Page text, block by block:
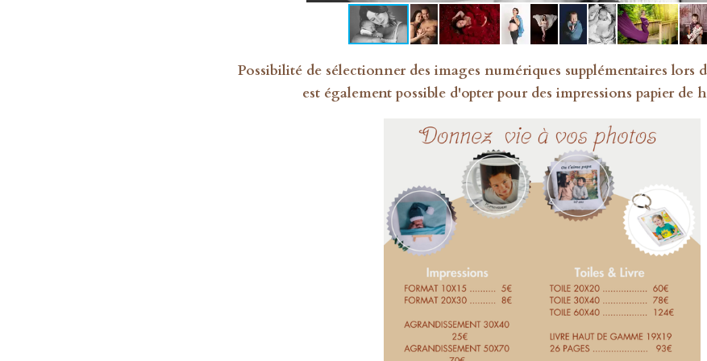
Possibilité de sélectionner des images numériques supplémentaires lors
est également possible d'opter pour des impressions papier de